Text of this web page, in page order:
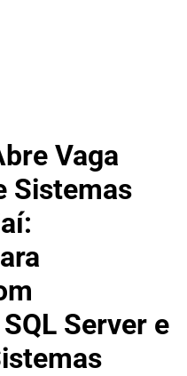
Vaga
Sistemas
Server e